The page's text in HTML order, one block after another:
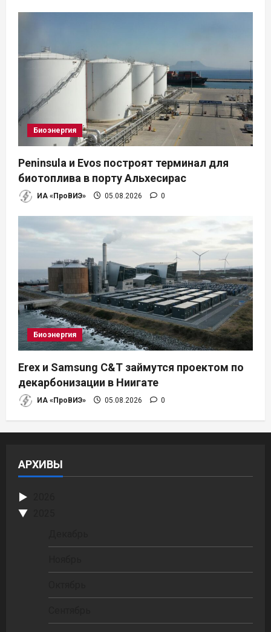
Биоэнергия
Peninsula и Evos построят терминал для
биотоплива в порту Альхесирас
ИА «ПроВИЭ» 05.08.2026 0
Биоэнергия
Erex и Samsung C&T займутся проектом по
декарбонизации в Ниигате
ИА «ПроВИЭ» 05.08.2026 0
АРХИВЫ